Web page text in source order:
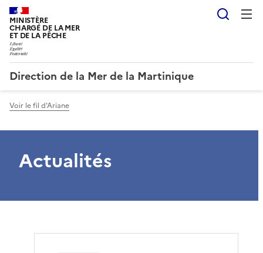
MINISTÈRE
CHARGÉ DE LA MER
ET DE LA PÊCHE
Direction de la Mer de la Martinique
Voir le fil d'Ariane
Actualités